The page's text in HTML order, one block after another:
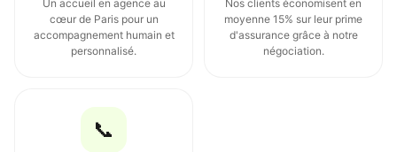
Un accueil en agence au
cœur de Paris pour un
accompagnement humain et
personnalisé.
Nos clients économisent en
moyenne 15% sur leur prime
d'assurance grâce à notre
négociation.
📞